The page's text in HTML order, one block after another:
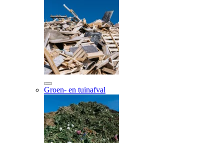
Groen- en tuinafval